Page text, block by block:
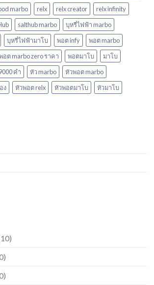
marbo relx relx creator
relx infinity
salthub marbo
บุหรี่ไฟฟ้า marbo
บุหรี่ไฟฟ้ามาโบ พอต infy
พอต marbo
อต marbo zero ราคา พอตมาโบ
มาโบ
คํา หัว marbo
หัวพอต marbo
ง
หัวพอต relx หัวพอตมาโบ หัวมาโบ